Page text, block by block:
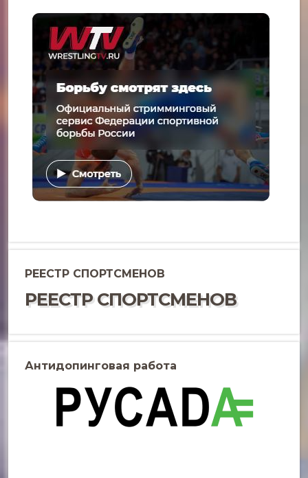
РЕЕСТР СПОРТСМЕНОВ
РЕЕСТР СПОРТСМЕНОВ
Антидопинговая работа